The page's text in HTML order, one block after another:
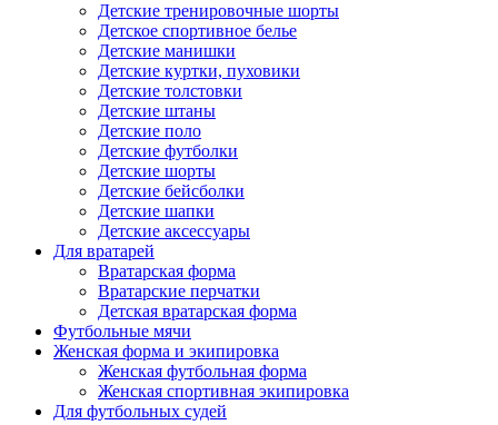
Детские тренировочные шорты
Детское спортивное белье
Детские манишки
Детские куртки, пуховики
Детские толстовки
Детские штаны
Детские поло
Детские футболки
Детские шорты
Детские бейсболки
Детские шапки
Детские аксессуары
Для вратарей
Вратарская форма
Вратарские перчатки
Детская вратарская форма
Футбольные мячи
Женская форма и экипировка
Женская футбольная форма
Женская спортивная экипировка
Для футбольных судей